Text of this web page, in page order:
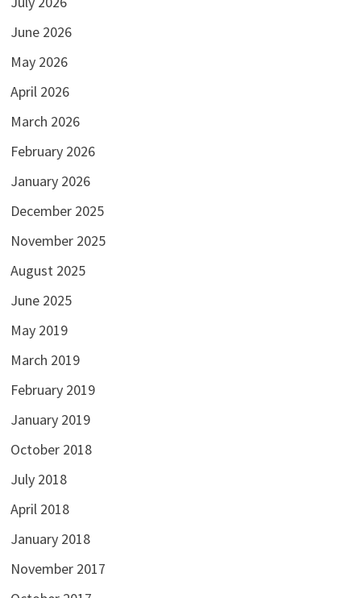
July 2026
June 2026
May 2026
April 2026
March 2026
February 2026
January 2026
December 2025
November 2025
August 2025
June 2025
May 2019
March 2019
February 2019
January 2019
October 2018
July 2018
April 2018
January 2018
November 2017